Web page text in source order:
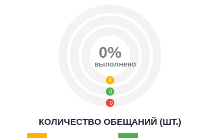
0
0
0
0%
выполнено
КОЛИЧЕСТВО ОБЕЩАНИЙ (ШТ.)